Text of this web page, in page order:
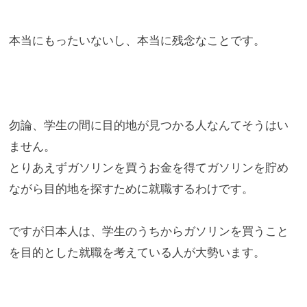
本当にもったいないし、本当に残念なことです。
勿論、学生の間に目的地が見つかる人なんてそうはい
ません。
とりあえずガソリンを買うお金を得てガソリンを貯め
ながら目的地を探すために就職するわけです。
ですが日本人は、 学生のうちからガソリンを買うこと
を目的とした就職を考えている 人が大勢います。